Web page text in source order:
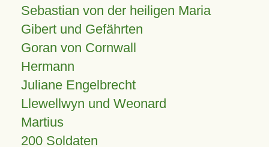
Sebastian von der heiligen Maria
Gibert und Gefährten
Goran von Cornwall
Hermann
Juliane Engelbrecht
Llewellwyn und Weonard
Martius
200 Soldaten